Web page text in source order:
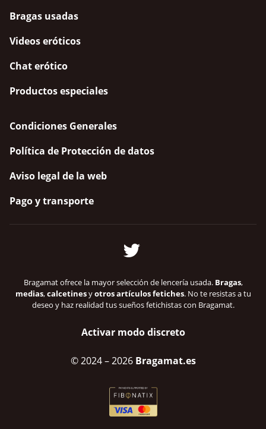
Bragas usadas
Videos eróticos
Chat erótico
Productos especiales
Condiciones Generales
Política de Protección de datos
Aviso legal de la web
Pago y transporte
Bragamat ofrece la mayor selección de lencería usada. Bragas,
medias,calcetinesyotros artículos fetiches. No te resistas a tu
deseo y haz realidad tus sueños fetichistas con Bragamat.
Activar modo discreto
© 2024– 2026 Bragamat.es